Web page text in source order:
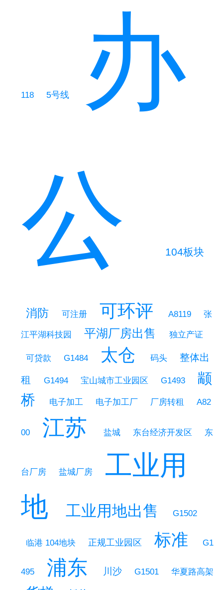
118 5号线
办
公
104板块
消防 可注册 可环评 A8119 张
江平湖科技园 平湖厂房出售 独立产证
可贷款 G1484 太仓 码头 整体出
租 G1494 宝山城市工业园区 G1493
颛
桥
电子加工 电子加工厂 厂房转租 A82
00 江苏 盐城 东台经济开发区 东
台厂房 盐城厂房
工业用
地
工业用地出售 G1502
临港 104地块 正规工业园区 标准 G1
495 浦东 川沙 G1501 华夏路高架